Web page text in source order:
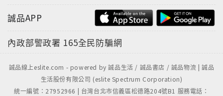
誠品APP
內政部警政署 165全民防騙網
誠品線上eslite.com - powered by 誠品生活 / 誠品書店 / 誠品物流 | 誠品
生活股份有限公司 (eslite Spectrum Corporation)
統一編號：27952966 | 台灣台北市信義區松德路204號B1 服務電話：